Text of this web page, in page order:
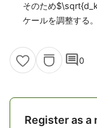
そのため
ケールを調整する。
comment0
Register as a